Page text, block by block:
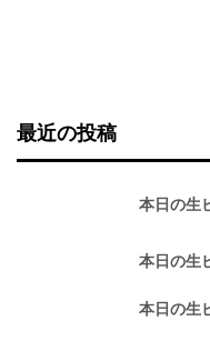
最近の投稿
本日の生
本日の生
本日の生